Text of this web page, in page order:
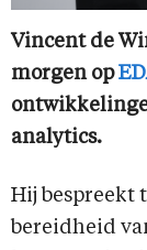
Vincent de
morgen op
analytics.
Hij bespreekt
bereidheid